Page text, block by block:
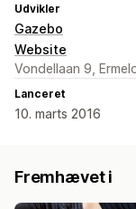
Udvikler
Gazebo
Website
Vondellaan 9,
Lanceret
10. marts 2016
Fremhævet i